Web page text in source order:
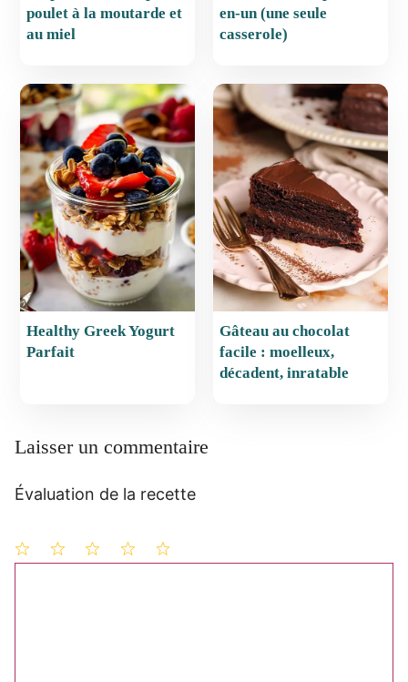
poulet à la moutarde et
au miel
en-un (une seule
casserole)
Healthy Greek Yogurt
Parfait
Gâteau au chocolat
facile : moelleux,
décadent, inratable
Laisser un commentaire
Évaluation de la recette